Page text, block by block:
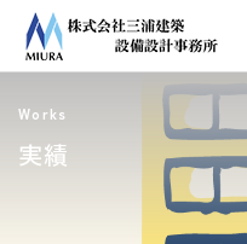
Works
実績